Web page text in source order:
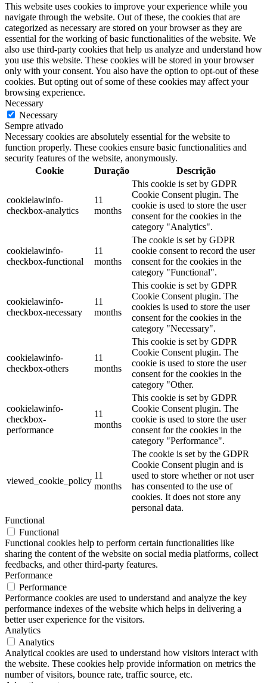
This website uses cookies to improve your experience while you
navigate through the website. Out of these, the cookies that are
categorized as necessary are stored on your browser as they are
essential for the working of basic functionalities of the website. We
also use third-party cookies that help us analyze and understand how
you use this website. These cookies will be stored in your browser
only with your consent. You also have the option to opt-out of these
cookies. But opting out of some of these cookies may affect your
browsing experience.
Necessary
Necessary
Sempre ativado
Necessary cookies are absolutely essential for the website to
function properly. These cookies ensure basic functionalities and
security features of the website, anonymously.
Cookie
Duração Descrição
cookielawinfo-
checkbox-analytics
11
months
This cookie is set by GDPR
Cookie Consent plugin. The
cookie is used to store the user
consent for the cookies in the
category "Analytics".
cookielawinfo-
checkbox-functional
11
months
The cookie is set by GDPR
cookie consent to record the user
consent for the cookies in the
category "Functional".
cookielawinfo-
checkbox-necessary
11
months
This cookie is set by GDPR
Cookie Consent plugin. The
cookies is used to store the user
consent for the cookies in the
category "Necessary".
cookielawinfo-
checkbox-others
11
months
This cookie is set by GDPR
Cookie Consent plugin. The
cookie is used to store the user
consent for the cookies in the
category "Other.
cookielawinfo-
checkbox-
performance
11
months
This cookie is set by GDPR
Cookie Consent plugin. The
cookie is used to store the user
consent for the cookies in the
category "Performance".
viewed_cookie_policy
11
months
The cookie is set by the GDPR
Cookie Consent plugin and is
used to store whether or not user
has consented to the use of
cookies. It does not store any
personal data.
Functional
Functional
Functional cookies help to perform certain functionalities like
sharing the content of the website on social media platforms, collect
feedbacks, and other third-party features.
Performance
Performance
Performance cookies are used to understand and analyze the key
performance indexes of the website which helps in delivering a
better user experience for the visitors.
Analytics
Analytics
Analytical cookies are used to understand how visitors interact with
the website. These cookies help provide information on metrics the
number of visitors, bounce rate, traffic source, etc.